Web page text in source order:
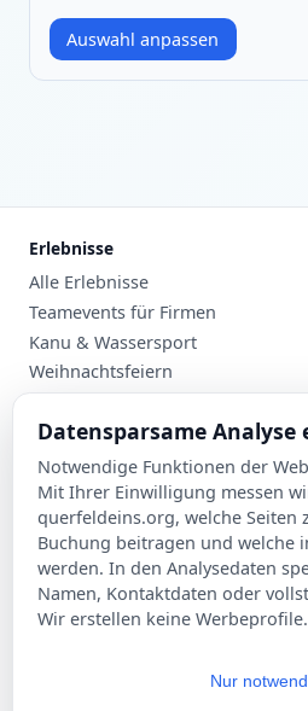
Auswahl anpassen
Erlebnisse
Alle Erlebnisse
Teamevents für Firmen
Kanu & Wassersport
Weihnachtsfeiern
Planung
Events nach Stadt
Suche
Kontakt
Über Querfeldeins
Rechtliches
Impressum
Datensparsame Analyse
Notwendige Funktionen der
Mit Ihrer Einwilligung messen
querfeldeins.org, welche Seiten
Buchung beitragen und welche
werden. In den Analysedaten
Namen, Kontaktdaten oder
Wir erstellen keine Werbeprofile.
Nur